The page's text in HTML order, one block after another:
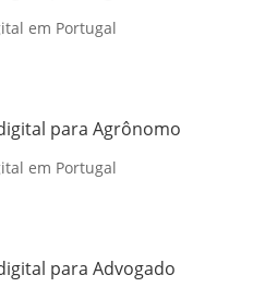
em Portugal
para Agrônomo
em Portugal
para Advogado